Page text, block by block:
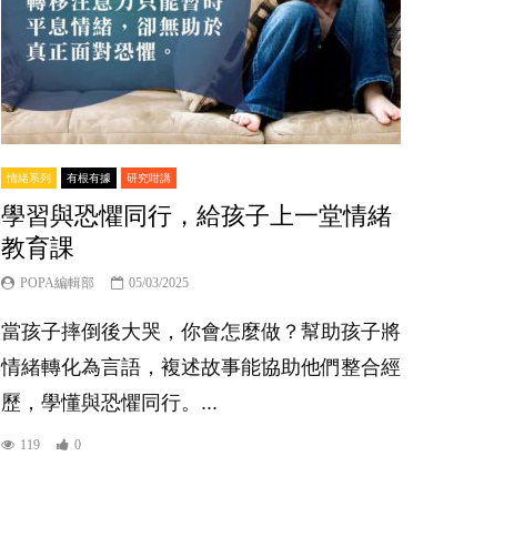
情緒系列 有根有據 研究咁講
學習與恐懼同行，給孩子上一堂情緒
教育課
POPA編輯部 05/03/2025
當孩子摔倒後大哭，你會怎麼做？幫助孩子將
情緒轉化為言語，複述故事能協助他們整合經
歷，學懂與恐懼同行。...
119 0